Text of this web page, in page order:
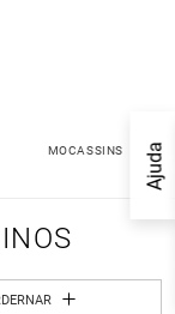
Ajuda
MOCASSINS